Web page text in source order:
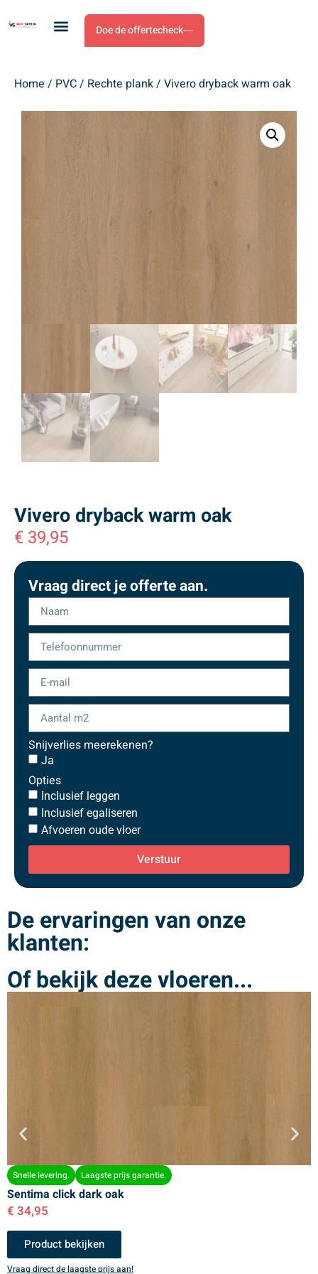
Doe de offertecheck
Home / PVC/ Rechte plank/ Vivero dryback warm oak
Vivero dryback warm oak
€ 39,95
Vraag direct je offerte aan.
Snijverlies meerekenen?
Ja
Opties
Inclusief leggen
Inclusief egaliseren
Afvoeren oude vloer
Verstuur
De ervaringen van onze
klanten:
Of bekijk deze vloeren...
Snelle levering. Laagste prijs garantie.
Sentima click dark oak
€ 34,95
Product bekijken
Vraag direct de laagste prijs aan!